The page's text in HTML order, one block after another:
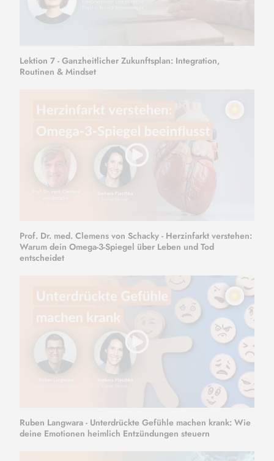
Lektion 7 - Ganzheitlicher Zukunftsplan: Integration,
Routinen & Mindset
Prof. Dr. med. Clemens von Schacky - Herzinfarkt verstehen:
Warum dein Omega-3-Spiegel über Leben und Tod
entscheidet
Ruben Langwara - Unterdrückte Gefühle machen krank: Wie
deine Emotionen heimlich Entzündungen steuern